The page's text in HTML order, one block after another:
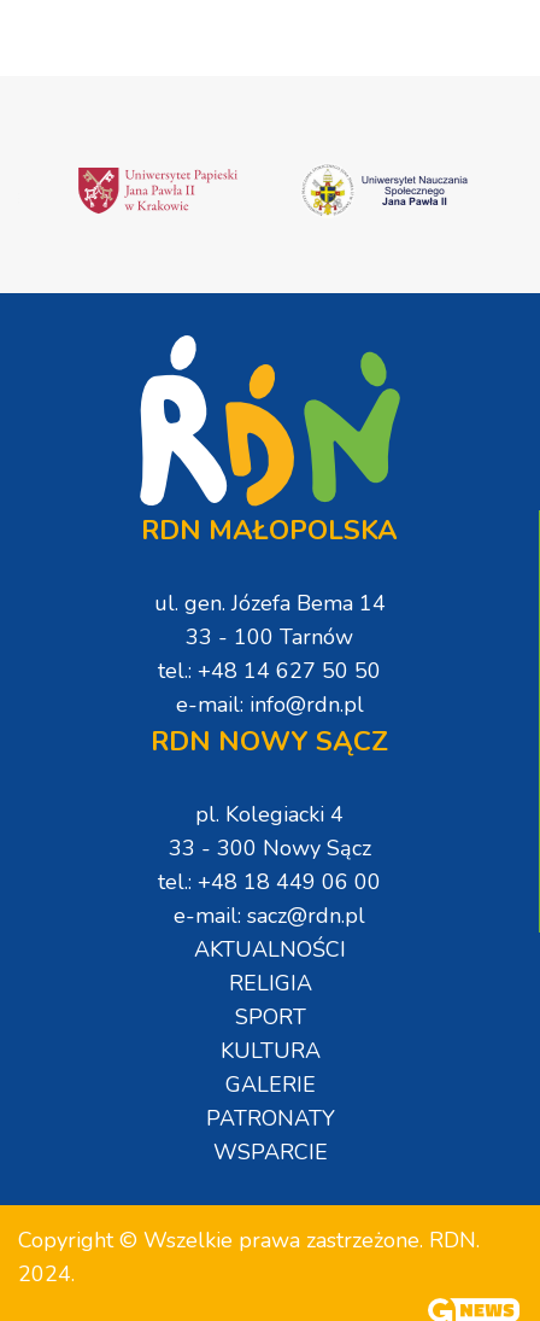
RDN MAŁOPOLSKA
ul. gen. Józefa Bema 14
33 - 100 Tarnów
tel.: +48 14 627 50 50
e-mail: info@rdn.pl
RDN NOWY SĄCZ
pl. Kolegiacki 4
33 - 300 Nowy Sącz
tel.: +48 18 449 06 00
e-mail: sacz@rdn.pl
AKTUALNOŚCI
RELIGIA
SPORT
KULTURA
GALERIE
PATRONATY
WSPARCIE
Copyright © Wszelkie prawa zastrzeżone. RDN.
2024.